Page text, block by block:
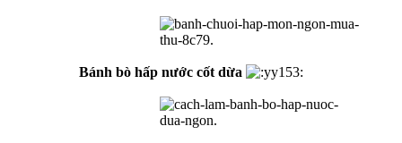
Bánh bò hấp nước cốt dừa